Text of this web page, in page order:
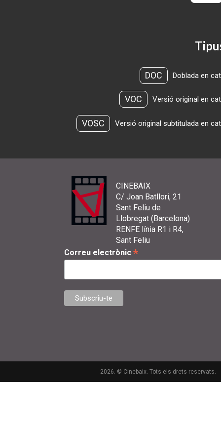
DOC Doblada en
VOC Versió original en
VOSC Versió original subtitulada en
CINEBAIX
C/ Joan Batllori, 21
Sant Feliu de
Llobregat (Barcelona)
RENFE línia R1 i R4,
Sant Feliu
Correu electrònic *
2026. © Cinebaix. Tots els drets reservats.